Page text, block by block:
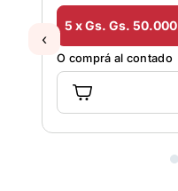
5 x Gs. Gs. 50.000
O comprá al contado
‹